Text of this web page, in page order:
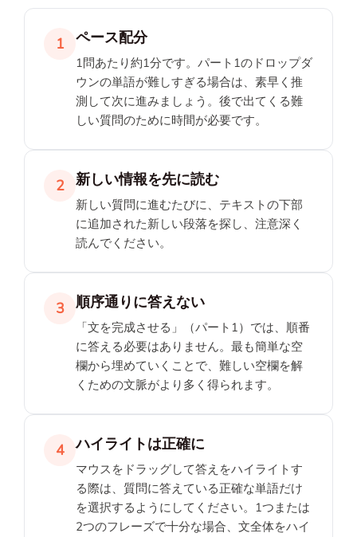
1 ペース配分
1問あたり約1分です。パート1のドロップダ
ウンの単語が難しすぎる場合は、素早く推
測して次に進みましょう。後で出てくる難
しい質問のために時間が必要です。
2 新しい情報を先に読む
新しい質問に進むたびに、テキストの下部
に追加された新しい段落を探し、注意深く
読んでください。
3 順序通りに答えない
「文を完成させる」（パート1）では、順番
に答える必要はありません。最も簡単な空
欄から埋めていくことで、難しい空欄を解
くための文脈がより多く得られます。
4 ハイライトは正確に
マウスをドラッグして答えをハイライトす
る際は、質問に答えている正確な単語だけ
を選択するようにしてください。1つまたは
2つのフレーズで十分な場合、文全体をハイ